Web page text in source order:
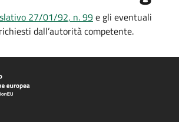
27/01/92, n. 99e gli eventuali
dall’autorità competente.